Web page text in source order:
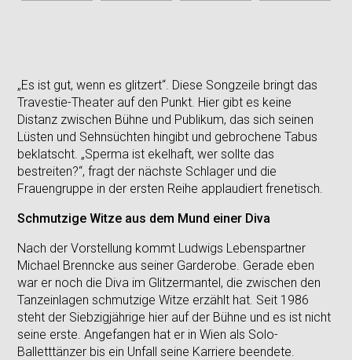
„Es ist gut, wenn es glitzert“. Diese Songzeile bringt das
Travestie-Theater auf den Punkt. Hier gibt es keine
Distanz zwischen Bühne und Publikum, das sich seinen
Lüsten und Sehnsüchten hingibt und gebrochene Tabus
beklatscht. „Sperma ist ekelhaft, wer sollte das
bestreiten?“, fragt der nächste Schlager und die
Frauengruppe in der ersten Reihe applaudiert frenetisch.
Schmutzige Witze aus dem Mund einer Diva
Nach der Vorstellung kommt Ludwigs Lebenspartner
Michael Brenncke aus seiner Garderobe. Gerade eben
war er noch die Diva im Glitzermantel, die zwischen den
Tanzeinlagen schmutzige Witze erzählt hat. Seit 1986
steht der Siebzigjährige hier auf der Bühne und es ist nicht
seine erste. Angefangen hat er in Wien als Solo-
Balletttänzer bis ein Unfall seine Karriere beendete.